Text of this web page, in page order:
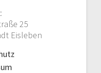
25
Eisleben